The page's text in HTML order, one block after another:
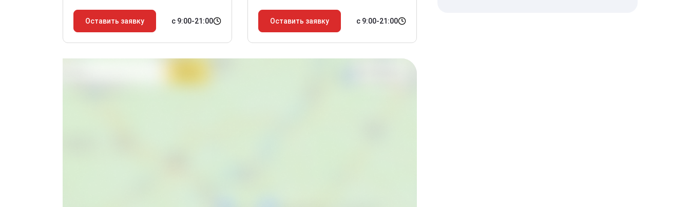
Оставить заявку с 9:00-21:00 Оставить заявку с 9:00-21:00